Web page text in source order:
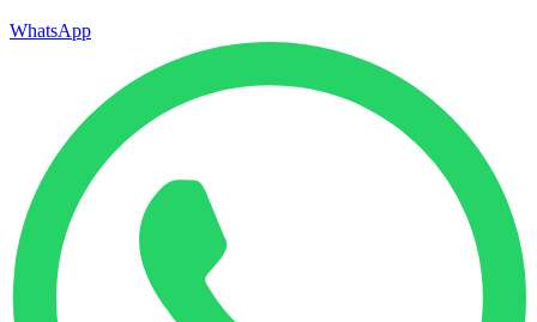
WhatsApp